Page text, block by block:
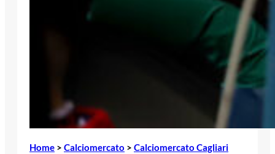
Home > Calciomercato > Calciomercato Cagliari